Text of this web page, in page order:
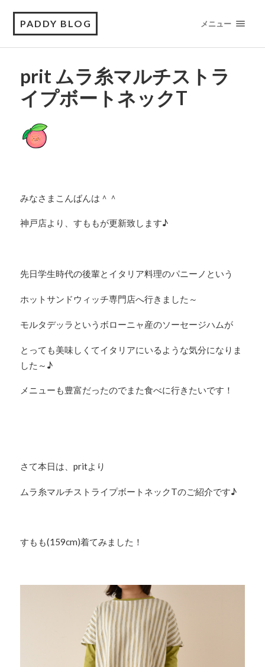
PADDY BLOG メニュー
prit ムラ糸マルチストラ
イプボートネックT
みなさまこんばんは＾＾
神戸店より、すももが更新致します♪
先日学生時代の後輩とイタリア料理のパニーノという
ホットサンドウィッチ専門店へ行きました～
モルタデッラというボローニャ産のソーセージハムが
とっても美味しくてイタリアにいるような気分になりま
した～♪
メニューも豊富だったのでまた食べに行きたいです！
さて本日は、pritより
ムラ糸マルチストライプボートネックTのご紹介です♪
すもも(159cm)着てみました！